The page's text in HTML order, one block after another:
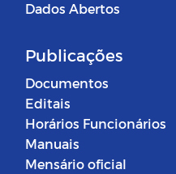
Dados Abertos
Publicações
Documentos
Editais
Horários Funcionários
Manuais
Mensário oficial